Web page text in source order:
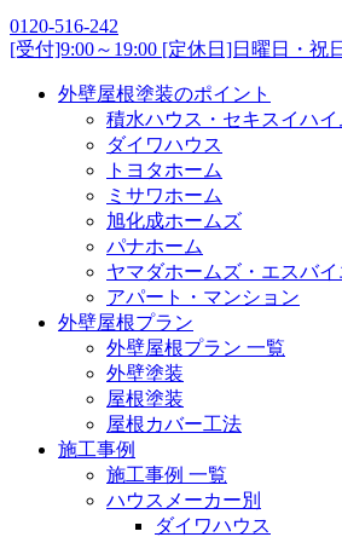
0120-516-242
[受付]9:00～19:00 [定休日]日曜日・祝日
外壁屋根塗装のポイント
積水ハウス・セキスイハイ
ダイワハウス
トヨタホーム
ミサワホーム
旭化成ホームズ
パナホーム
ヤマダホームズ・エスバ
アパート・マンション
外壁屋根プラン
外壁屋根プラン 一覧
外壁塗装
屋根塗装
屋根カバー工法
施工事例
施工事例 一覧
ハウスメーカー別
ダイワハウス